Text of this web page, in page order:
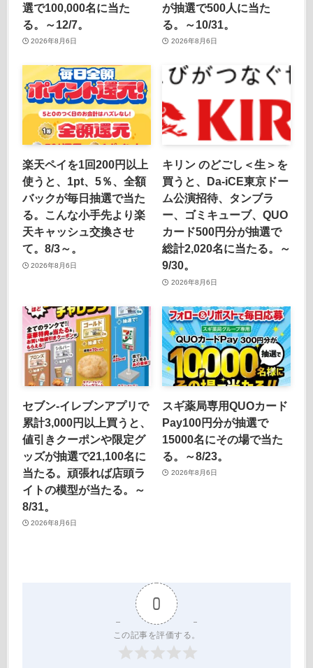
選で100,000名に当た
る。～12/7。
2026年8月6日
が抽選で500人に当た
る。～10/31。
2026年8月6日
楽天ペイを1回200円以上
使うと、1pt、5％、全額
バックが毎日抽選で当た
る。こんな小手先より楽
天キャッシュ交換させ
て。8/3～。
2026年8月6日
キリン のどごし＜生＞を
買うと、Da-iCE東京ドー
ム公演招待、タンブラ
ー、ゴミキューブ、QUO
カード500円分が抽選で
総計2,020名に当たる。～
9/30。
2026年8月6日
セブン‐イレブンアプリで
累計3,000円以上買うと、
値引きクーポンや限定グ
ッズが抽選で21,100名に
当たる。頑張れば店頭ラ
イトの模型が当たる。～
8/31。
2026年8月6日
スギ薬局専用QUOカード
Pay100円分が抽選で
15000名にその場で当た
る。～8/23。
2026年8月6日
0
この記事を評価する。